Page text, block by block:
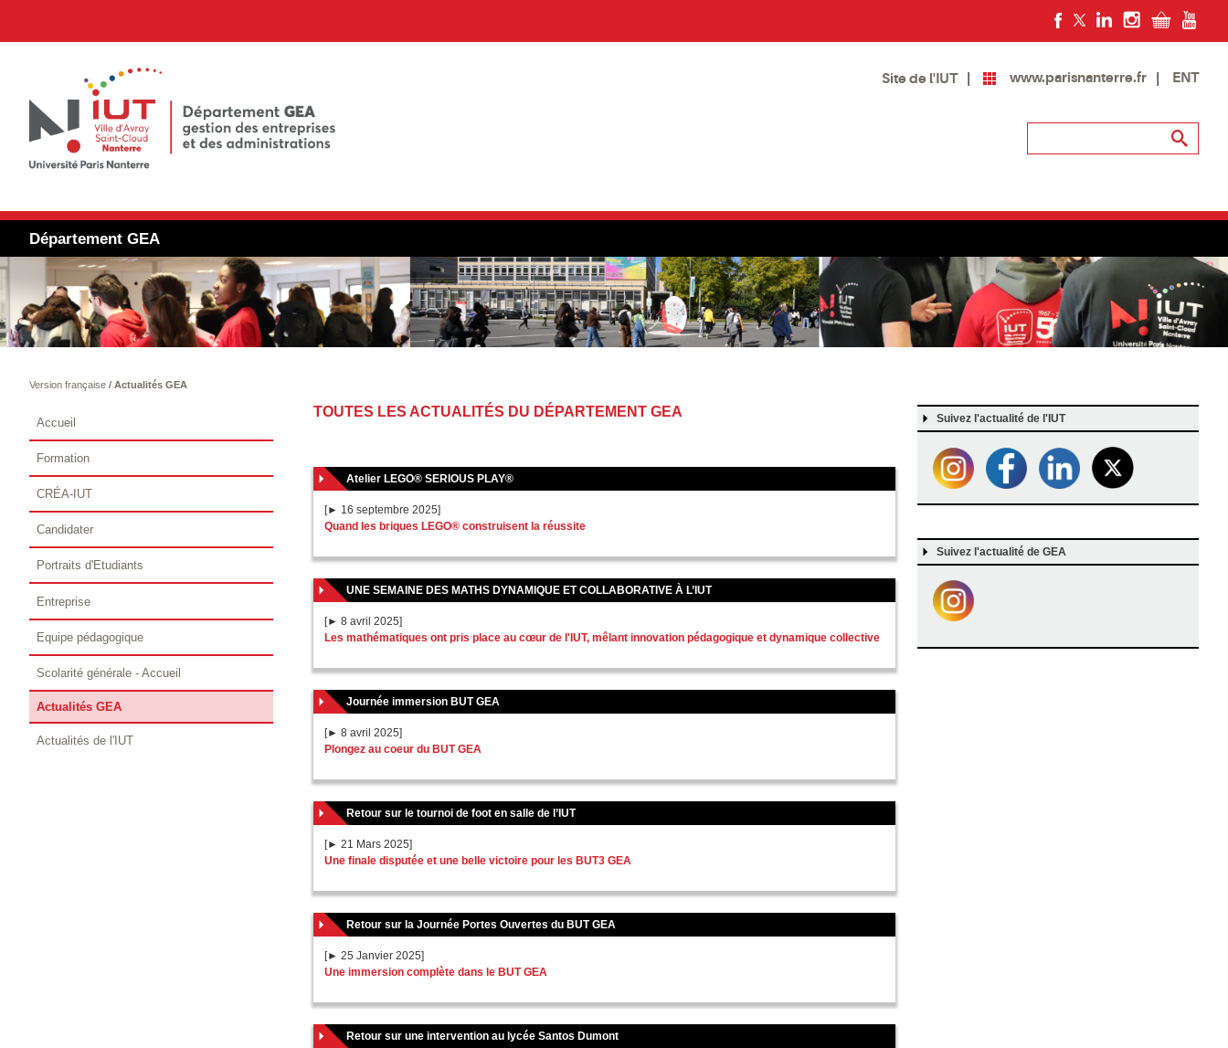
Site de l'IUT www.parisnanterre.fr ENT
Département GEA
Version française/ Actualités GEA
TOUTES LES ACTUALITÉS DU DÉPARTEMENT GEA
Atelier LEGO® SERIOUS PLAY®
[► 16 septembre 2025]
Quand les briques LEGO® construisent la réussite
UNE SEMAINE DES MATHS DYNAMIQUE ET COLLABORATIVE À L’IUT
[► 8 avril 2025]
Les mathématiques ont pris place au cœur de l'IUT, mêlant innovation pédagogique et dynamique collective
Journée immersion BUT GEA
[► 8 avril 2025]
Plongez au coeur du BUT GEA
Retour sur le tournoi de foot en salle de l’IUT
[► 21 Mars 2025]
Une finale disputée et une belle victoire pour les BUT3 GEA
Retour sur la Journée Portes Ouvertes du BUT GEA
[► 25 Janvier 2025]
Une immersion complète dans le BUT GEA
Retour sur une intervention au lycée Santos Dumont
Suivez l'actualité de l'IUT
Suivez l'actualité de GEA
Accueil
Formation
CRÉA-IUT
Candidater
Portraits d'Etudiants
Entreprise
Equipe pédagogique
Scolarité générale - Accueil
Actualités GEA
Actualités de l'IUT